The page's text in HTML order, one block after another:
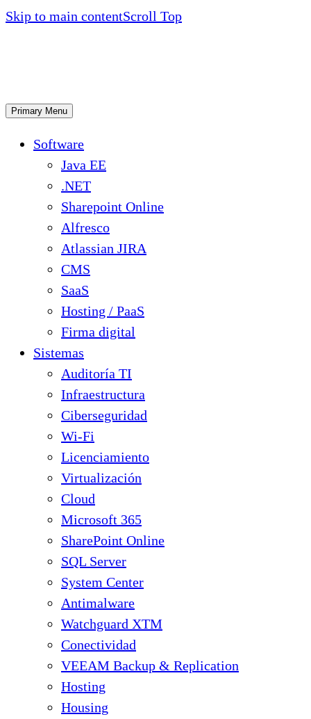
Skip to main contentScroll Top
Primary Menu
Software
Java EE
.NET
Sharepoint Online
Alfresco
Atlassian JIRA
CMS
SaaS
Hosting / PaaS
Firma digital
Sistemas
Auditoría TI
Infraestructura
Ciberseguridad
Wi-Fi
Licenciamiento
Virtualización
Cloud
Microsoft 365
SharePoint Online
SQL Server
System Center
Antimalware
Watchguard XTM
Conectividad
VEEAM Backup & Replication
Hosting
Housing